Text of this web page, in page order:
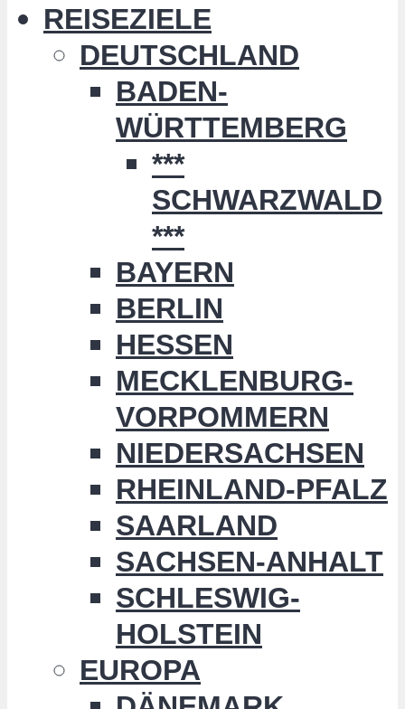
REISEZIELE
DEUTSCHLAND
BADEN-
WÜRTTEMBERG
***
SCHWARZWALD
***
BAYERN
BERLIN
HESSEN
MECKLENBURG-
VORPOMMERN
NIEDERSACHSEN
RHEINLAND-PFALZ
SAARLAND
SACHSEN-ANHALT
SCHLESWIG-
HOLSTEIN
EUROPA